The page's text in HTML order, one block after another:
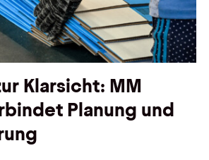
Klarsicht: MM
Planung und